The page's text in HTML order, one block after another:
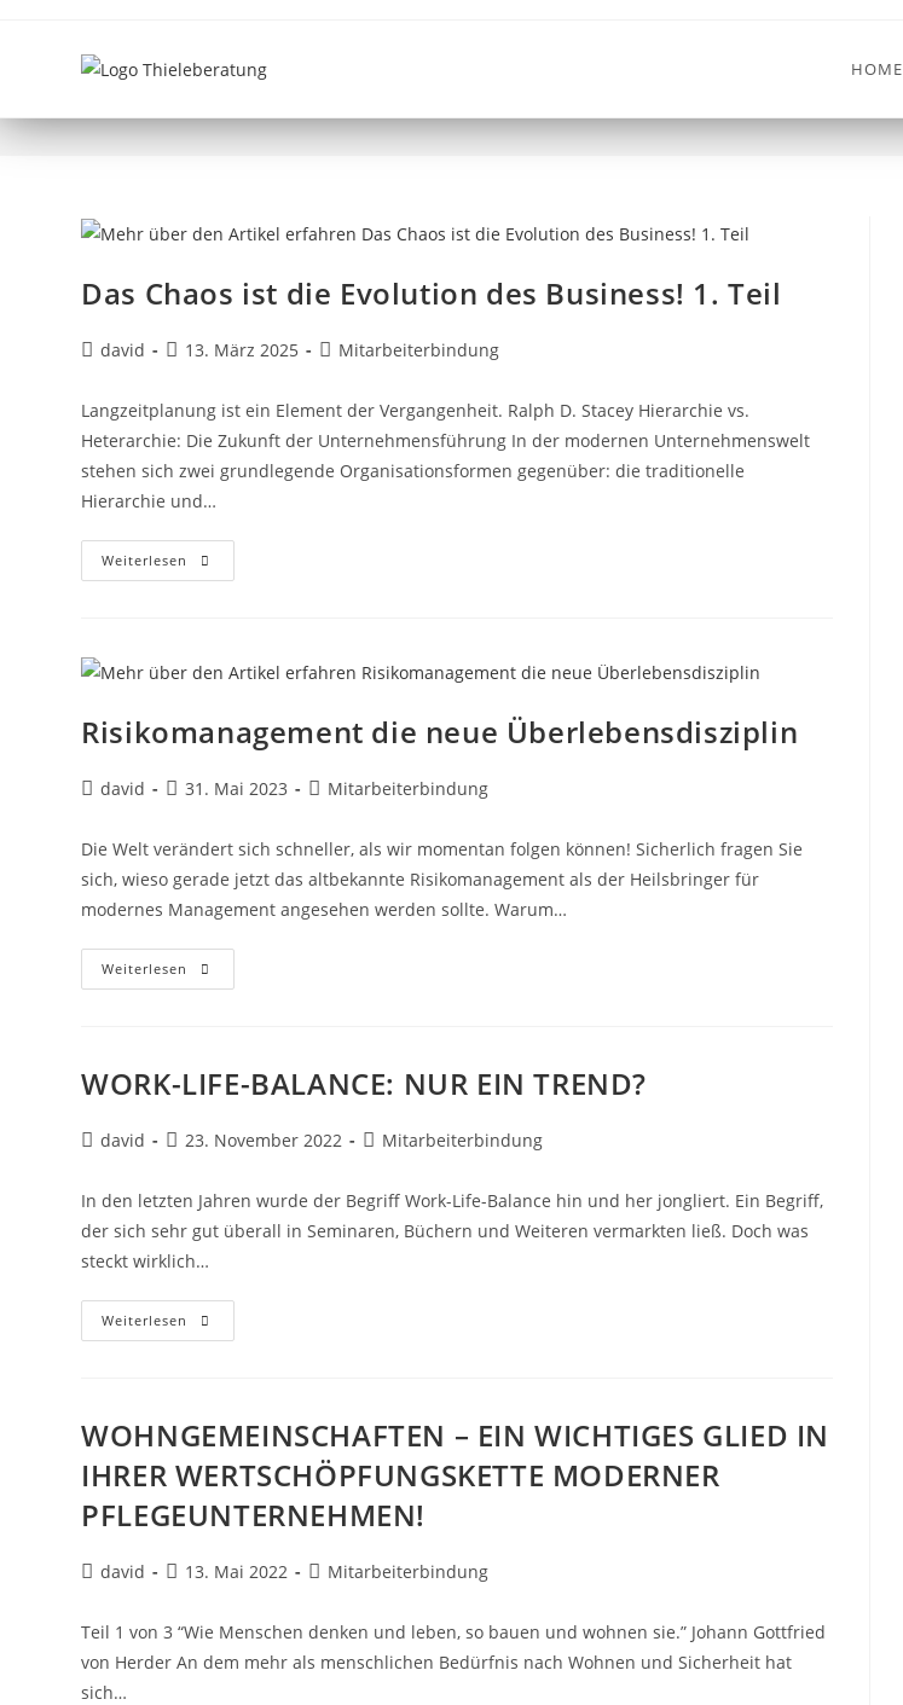
HOME
MANAGEMENT
Das Chaos ist die Evolution des Business! 1. Teil
david 13. März 2025 Mitarbeiterbindung
Langzeitplanung ist ein Element der Vergangenheit. Ralph D. Stacey Hierarchie vs.
Heterarchie: Die Zukunft der Unternehmensführung In der modernen Unternehmenswelt
stehen sich zwei grundlegende Organisationsformen gegenüber: die traditionelle
Hierarchie und…
Weiterlesen
Risikomanagement die neue Überlebensdisziplin
david 31. Mai 2023 Mitarbeiterbindung
Die Welt verändert sich schneller, als wir momentan folgen können! Sicherlich fragen Sie
sich, wieso gerade jetzt das altbekannte Risikomanagement als der Heilsbringer für
modernes Management angesehen werden sollte. Warum…
Weiterlesen
WORK-LIFE-BALANCE: NUR EIN TREND?
david 23. November 2022 Mitarbeiterbindung
In den letzten Jahren wurde der Begriff Work-Life-Balance hin und her jongliert. Ein Begriff,
der sich sehr gut überall in Seminaren, Büchern und Weiteren vermarkten ließ. Doch was
steckt wirklich…
Weiterlesen
WOHNGEMEINSCHAFTEN – EIN WICHTIGES GLIED IN
IHRER WERTSCHÖPFUNGSKETTE MODERNER
PFLEGEUNTERNEHMEN!
david 13. Mai 2022 Mitarbeiterbindung
Teil 1 von 3 “Wie Menschen denken und leben, so bauen und wohnen sie.” Johann Gottfried
von Herder An dem mehr als menschlichen Bedürfnis nach Wohnen und Sicherheit hat
sich…